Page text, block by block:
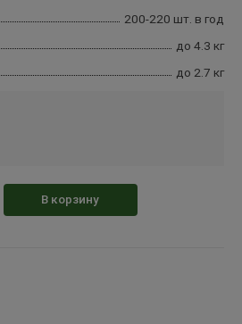
200-220 шт. в год
до 4.3 кг
до 2.7 кг
В корзину